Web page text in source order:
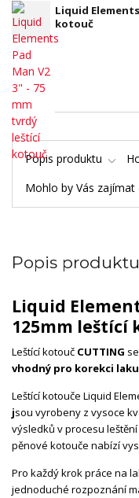
Liquid
kotouč
Popis produktu
Mohlo by Vás zajímat
Popis produktu
Liquid
125mm leštící
Leštící kotouč CUTTING
vhodný pro korekci
Leštící kotouče Liquid
jsou vyrobeny z vysoce
výsledků v procesu
pěnové kotouče nabízí
Pro každý krok práce na
jednoduché rozpoznání